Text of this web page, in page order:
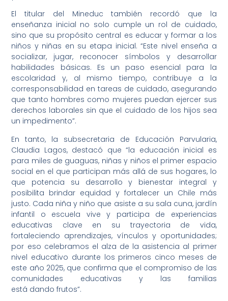
El titular del Mineduc también recordó que la
enseñanza inicial no solo cumple un rol de cuidado,
sino que su propósito central es educar y formar a los
niños y niñas en su etapa inicial. “Este nivel enseña a
socializar, jugar, reconocer símbolos y desarrollar
habilidades básicas. Es un paso esencial para la
escolaridad y, al mismo tiempo, contribuye a la
corresponsabilidad en tareas de cuidado, asegurando
que tanto hombres como mujeres puedan ejercer sus
derechos laborales sin que el cuidado de los hijos sea
un impedimento”.
En tanto, la subsecretaria de Educación Parvularia,
Claudia Lagos, destacó que “la educación inicial es
para miles de guaguas, niñas y niños el primer espacio
social en el que participan más allá de sus hogares, lo
que potencia su desarrollo y bienestar integral y
posibilita brindar equidad y fortalecer un Chile más
justo. Cada niña y niño que asiste a su sala cuna, jardín
infantil o escuela vive y participa de experiencias
educativas clave en su trayectoria de vida,
fortaleciendo aprendizajes, vínculos y oportunidades;
por eso celebramos el alza de la asistencia al primer
nivel educativo durante los primeros cinco meses de
este año 2025, que confirma que el compromiso de las
comunidades educativas y las familias
está dando frutos”.